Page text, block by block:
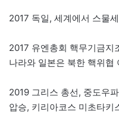
2017 독일, 세계에서 스물
2017 유엔총회 핵무기금지
나라와 일본은 북한 핵위협
2019 그리스 총선, 중도우
압승, 키리아코스 미초타키